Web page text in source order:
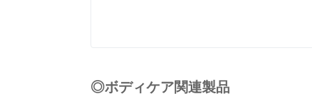
◎ボディケア関連製品